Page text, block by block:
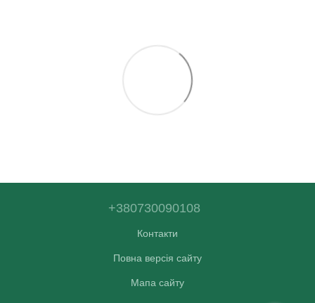
+380730090108
Контакти
Повна версія сайту
Мапа сайту